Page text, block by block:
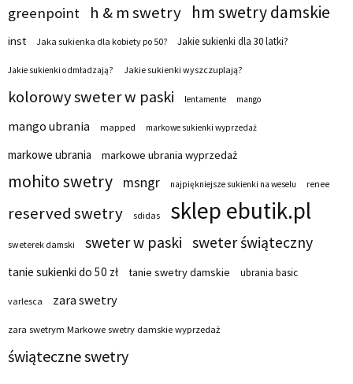
greenpoint h & m swetry hm swetry damskie
inst Jaka sukienka dla kobiety po 50? Jakie sukienki dla 30 latki?
Jakie sukienki odmładzają? Jakie sukienki wyszczuplają?
kolorowy sweter w paski lentamente mango
mango ubrania mapped markowe sukienki wyprzedaż
markowe ubrania markowe ubrania wyprzedaż
mohito swetry msngr najpiękniejsze sukienki na weselu renee
reserved swetry sdidas sklep ebutik.pl
sweterek damski sweter w paski sweter świąteczny
tanie sukienki do 50 zł tanie swetry damskie ubrania basic
varlesca zara swetry
zara swetrym Markowe swetry damskie wyprzedaż
świąteczne swetry